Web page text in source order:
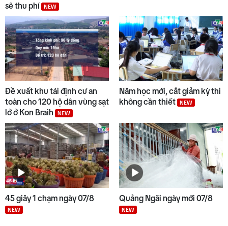
10
Đẩy nhanh tiến độ các dự án
trọng điểm
sẽ thu phí
NEW
Đề xuất khu tái định cư an
toàn cho 120 hộ dân vùng sạt
lở ở Kon Braih
NEW
Năm học mới, cắt giảm kỳ thi
không cần thiết
NEW
45 giây 1 chạm ngày 07/8
NEW
Quảng Ngãi ngày mới 07/8
NEW